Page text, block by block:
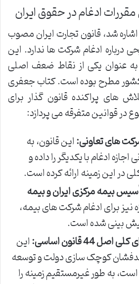
ادغام در حقوق ایران
شد، قانون تجارت ایران مصوب
درباره ادغام شرکت ها ندارد. این
به عنوان یکی از نقاط ضعف اصلی
مطرح بوده است. کتاب جعفری
های پراکنده قانون گذار برای
در قوانین متفرقه می پردازد:
های تعاونی:این قانون، به
ادغام با یکدیگر را داده و
در این زمینه ارائه کرده است.
بیمه مرکزی ایران و بیمه
نیز برای ادغام شرکت های بیمه،
بینی شده است.
قانون اساسی:
این
کوچک سازی دولت و توسعه
به طور غیرمستقیم زمینه را